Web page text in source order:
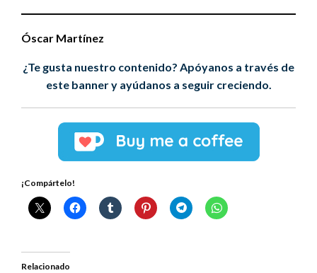
Óscar Martínez
¿Te gusta nuestro contenido? Apóyanos a través de
este banner y ayúdanos a seguir creciendo.
¡Compártelo!
Relacionado